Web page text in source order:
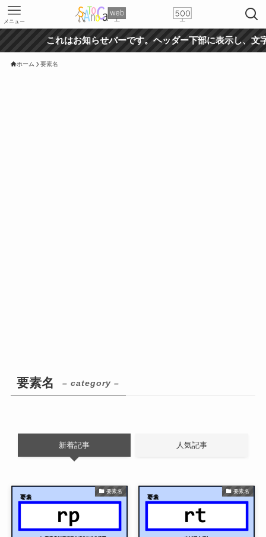
メニュー
これはお知らせバーです。ヘッダー下部に表示し、文
ホーム 要素名
要素名 – category –
新着記事 人気記事
要素名 要素名